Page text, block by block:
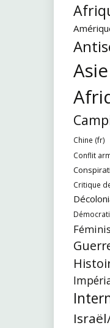
Chine (fr)
Conflit
Critique